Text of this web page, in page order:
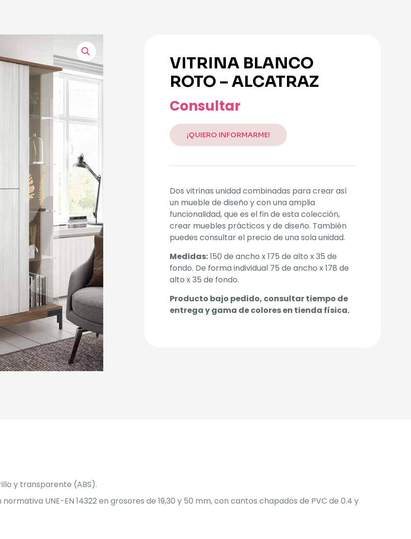
VITRINA BLANCO
ROTO – ALCATRAZ
Consultar
¡QUIERO INFORMARME!
Dos vitrinas unidad combinadas para crear así
un mueble de diseño y con una amplia
funcionalidad, que es el fin de esta colección,
crear muebles prácticos y de diseño. También
puedes consultar el precio de una sola unidad.
Medidas:150 de ancho x 175 de alto x 35 de
fondo. De forma individual 75 de ancho x 178 de
alto x 35 de fondo.
Producto bajo pedido, consultar tiempo de
entrega y gama de colores en tienda física.
y transparente (ABS).
UNE-EN 14322 en grosores de 19,30 y 50 mm, con cantos chapados de PVC de 0.4 y